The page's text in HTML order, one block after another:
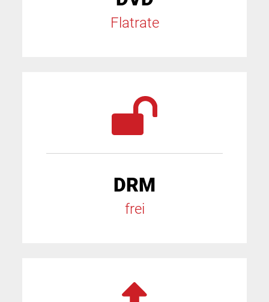
Flatrate
DRM
frei